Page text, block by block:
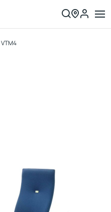
VTM4